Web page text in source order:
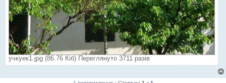
учкуек1.jpg (86.76 Кіб) Переглянуто 3711 разів